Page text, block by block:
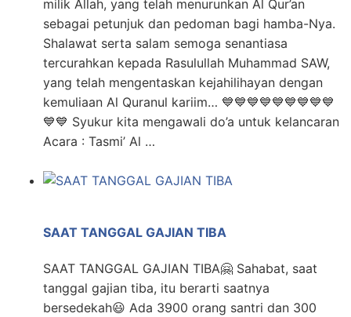
milik Allah, yang telah menurunkan Al Qur’an
sebagai petunjuk dan pedoman bagi hamba-Nya.
Shalawat serta salam semoga senantiasa
tercurahkan kepada Rasulullah Muhammad SAW,
yang telah mengentaskan kejahilihayan dengan
kemuliaan Al Quranul kariim… 💙💙💙💙💙💙💙💙💙
💙💙 Syukur kita mengawali do’a untuk kelancaran
Acara : Tasmi’ Al …
SAAT TANGGAL GAJIAN TIBA
SAAT TANGGAL GAJIAN TIBA🤗 Sahabat, saat
tanggal gajian tiba, itu berarti saatnya
bersedekah😃 Ada 3900 orang santri dan 300